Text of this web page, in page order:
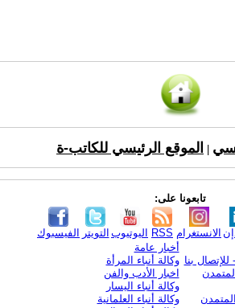
الموقع الرئيسي للكاتب-ة
تابعونا على:
الفيسبوك التويتر اليوتيوب RSS الانستغرام
بنا
أخبار عامة
وكالة أنباء المرأة
اخبار الأدب والفن
وكالة أنباء اليسار
وكالة أنباء العلمانية